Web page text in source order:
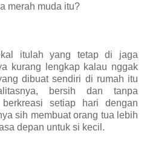
merah muda itu?
itulah yang tetap di jaga
kurang lengkap kalau nggak
dibuat sendiri di rumah itu
bersih dan tanpa
setiap hari dengan
sih membuat orang tua lebih
depan untuk si kecil.